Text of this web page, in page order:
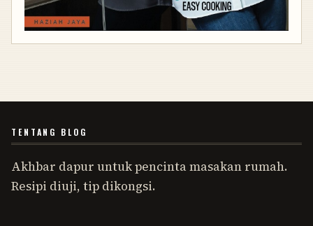
TENTANG BLOG
Akhbar dapur untuk pencinta masakan rumah.
Resipi diuji, tip dikongsi.